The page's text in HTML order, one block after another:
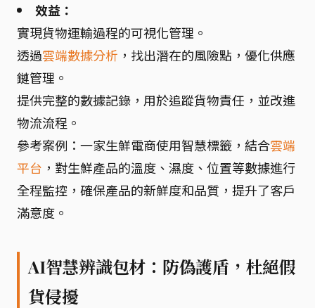
效益：
實現貨物運輸過程的可視化管理。
透過雲端數據分析 ，找出潛在的風險點，優化供應
鏈管理。
提供完整的數據記錄，用於追蹤貨物責任，並改進
物流流程。
參考案例：一家生鮮電商使用智慧標籤，結合雲端
平台 ，對生鮮產品的溫度、濕度、位置等數據進行
全程監控，確保產品的新鮮度和品質，提升了客戶
滿意度。
AI智慧辨識包材：防偽護盾，杜絕假
貨侵擾